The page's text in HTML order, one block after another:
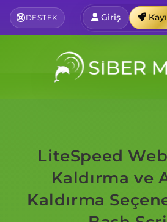
DESTEK Giriş
LiteSpeed Web
Kaldırma ve
Kaldırma